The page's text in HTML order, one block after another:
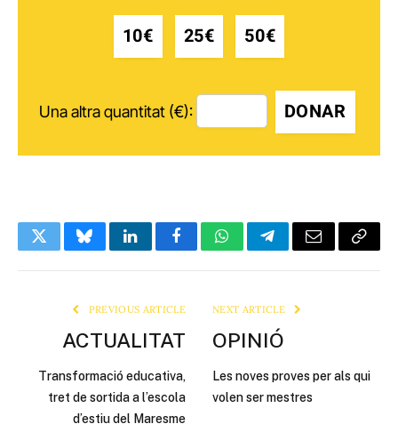
10€ 25€ 50€
Una altra quantitat (€): DONAR
TwitterBlueskyLinkedInFacebookWhatsAppTelegramEmail Copy
PREVIOUS ARTICLE
ACTUALITAT
Transformació educativa,
tret de sortida a l’escola
d’estiu del Maresme
NEXT ARTICLE
OPINIÓ
Les noves proves per als qui
volen ser mestres